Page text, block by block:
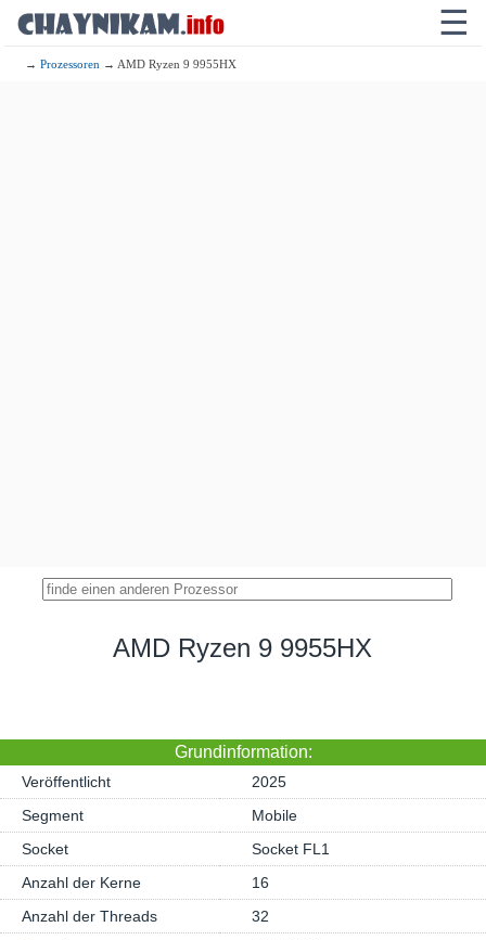
☰
→Prozessoren → AMD Ryzen 9 9955HX
AMD Ryzen 9 9955HX
Grundinformation:
Veröffentlicht
2025
Segment
Mobile
Socket
Socket FL1
Anzahl der Kerne
16
Anzahl der Threads
32